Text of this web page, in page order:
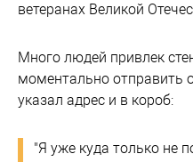
ветеранах Великой
Много людей привлек
моментально отправить
указал адрес и в короб:
"Я уже куда только не